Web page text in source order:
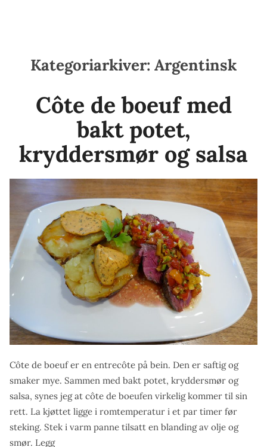
Kategoriarkiver: Argentinsk
Côte de boeuf med
bakt potet,
kryddersmør og salsa
Côte de boeuf er en entrecôte på bein. Den er saftig og
smaker mye. Sammen med bakt potet, kryddersmør og
salsa, synes jeg at côte de boeufen virkelig kommer til sin
rett. La kjøttet ligge i romtemperatur i et par timer før
steking. Stek i varm panne tilsatt en blanding av olje og
smør. Legg